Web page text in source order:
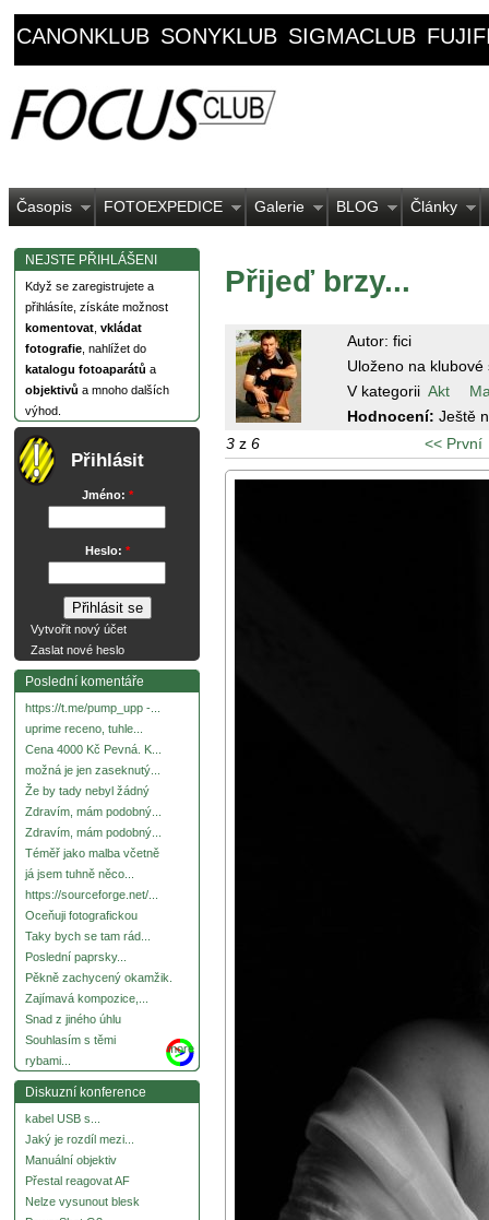
CANONKLUB SONYKLUB SIGMACLUB
Časopis FOTOEXPEDICE Galerie BLOG Články
NEJSTE PŘIHLÁŠENI
Když se zaregistrujete a
přihlásíte, získáte možnost
komentovat vkládat
fotografie , nahlížet do
katalogu fotoaparátů a
objektivů a mnoho dalších
výhod.
Přihlásit
Jméno: *
Heslo: *
Vytvořit nový účet
Zaslat nové heslo
Poslední komentáře
https://t.me/pump_upp -...
uprime receno, tuhle...
Cena 4000 Kč Pevná. K...
možná je jen zaseknutý...
Že by tady nebyl žádný
Zdravím, mám podobný...
Zdravím, mám podobný...
Téměř jako malba včetně
já jsem tuhně něco...
https://sourceforge.net/...
Oceňuji fotografickou
Taky bych se tam rád...
Poslední paprsky...
Pěkně zachycený okamžik.
Zajímavá kompozice,...
Snad z jiného úhlu
Souhlasím s těmi
rybami...
more
Diskuzní konference
kabel USB s...
Jaký je rozdíl mezi...
Manuální objektiv
Přestal reagovat AF
Nelze vysunout blesk
Přijeď brzy...
Autor: fici
Uloženo na klubové
V kategorii Akt
Hodnocení: Ještě
3 z 6 << První